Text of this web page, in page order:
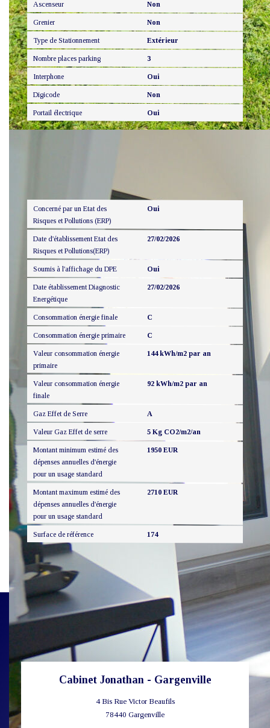
Ascenseur Non
Grenier Non
Type de Stationnement Extérieur
Nombre places parking 3
Interphone Oui
Digicode Non
Portail électrique Oui
Concerné par un Etat des
Risques et Pollutions (ERP)
Oui
Date d'établissement Etat des
Risques et Pollutions(ERP)
27/02/2026
Soumis à l'affichage du DPE Oui
Date établissement Diagnostic
Energétique
27/02/2026
Consommation énergie finale C
Consommation énergie primaire C
Valeur consommation énergie
primaire
144 kWh/m2 par an
Valeur consommation énergie
finale
92 kWh/m2 par an
Gaz Effet de Serre A
Valeur Gaz Effet de serre 5 Kg CO2/m2/an
Montant minimum estimé des
dépenses annuelles d'énergie
pour un usage standard
1950 EUR
Montant maximum estimé des
dépenses annuelles d'énergie
pour un usage standard
2710 EUR
Surface de référence 174
Cabinet Jonathan - Gargenville
4 Bis Rue Victor Beaufils
78440 Gargenville